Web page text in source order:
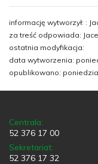
informację wytworzył: :
za treść odpowiada:
ostatnia modyfikacja:
data wytworzenia:
opublikowano:
Centrala:
52 376 17 00
Sekretariat:
52 376 17 32